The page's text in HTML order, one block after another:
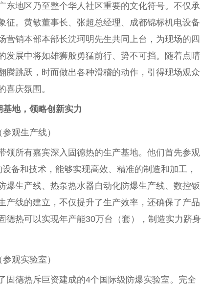
东地区乃至整个华人社区重要的文化符号。不仅承
征。黄敏董事长、张超总经理、成都锦标机电设备
营销本部本部长沈珂明先生共同上台 ，为现场的四
发展中将如雄狮般勇猛前行、势不可挡。随着点睛
腾跳跃，时而做出各种滑稽的动作，引得现场观众
喜庆氛围。
基地，领略创新实力
参观生产线）
领所有嘉宾深入固德热的生产基地。他们首先参观
备和技术，能够实现高效、精准的制造和加工，
爆生产线、热泵热水器自动化防爆生产线、数控钣
产线的建立，不仅提升了生产效率，还确保了产品
德热可以实现年产能30万台 （套），制造实力跻身
参观实验室）
固德热斥巨资建成的4个国际级防爆实验室。完全